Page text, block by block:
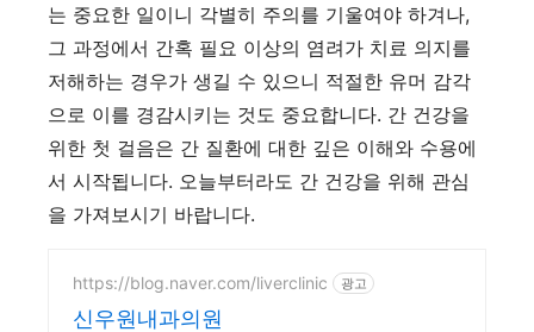
는 중요한 일이니 각별히 주의를 기울여야 하겨나,
그 과정에서 간혹 필요 이상의 염려가 치료 의지를
저해하는 경우가 생길 수 있으니 적절한 유머 감각
으로 이를 경감시키는 것도 중요합니다. 간 건강을
위한 첫 걸음은 간 질환에 대한 깊은 이해와 수용에
서 시작됩니다. 오늘부터라도 간 건강을 위해 관심
을 가져보시기 바랍니다.
https://blog.naver.com/liverclinic 광고
신우원내과의원